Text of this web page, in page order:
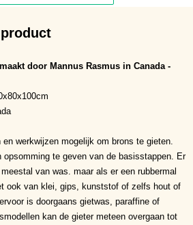
door Mannus Rasmus in Canada -
werkwijzen mogelijk om brons te gieten.
opsomming te geven van de basisstappen. Er
van was. maar als er een rubbermal
ook van klei, gips, kunststof of zelfs hout of
is doorgaans gietwas, paraffine of
kan de gieter meteen overgaan tot